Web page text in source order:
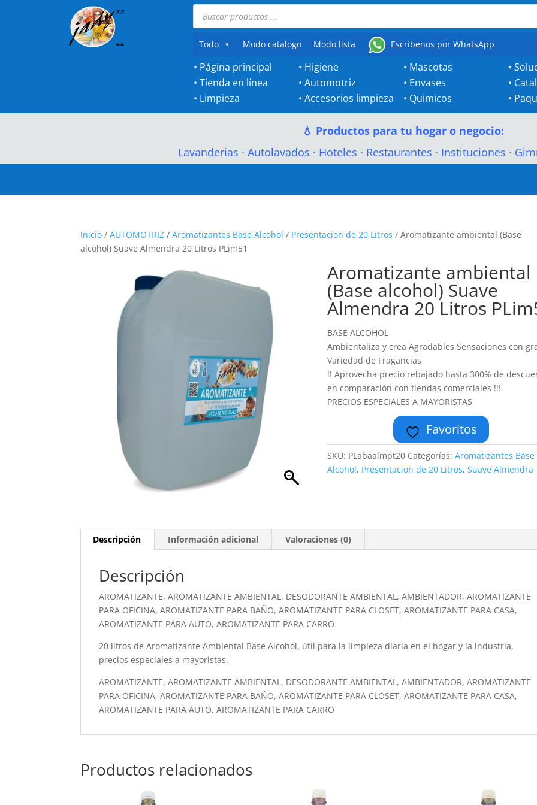
Búsqueda
productos
Todo
Modo catalogo Modo lista Escríbenos por WhatsApp
• Página principal
•Tienda en línea
• Limpieza
• Higiene
•Automotriz
•Accesorios limpieza
• Mascotas
• Envases
• Quimicos
•
•
•
💧 Productos para tu hogar o negocio:
Lavanderias · Autolavados · Hoteles · Restaurantes · Instituciones ·
Inicio /AUTOMOTRIZ /Aromatizantes Base Alcohol / Presentacion de 20 Litros / Aromatizante ambiental (Base
alcohol) Suave Almendra 20 Litros PLim51
Aromatizante ambiental
(Base alcohol) Suave
Almendra 20 Litros
BASE ALCOHOL
Ambientaliza y crea Agradables Sensaciones con
Variedad de Fragancias
!! Aprovecha precio rebajado hasta 300% de
en comparación con tiendas comerciales !!!
PRECIOS ESPECIALES A MAYORISTAS
Favoritos
SKU: PLabaalmpt20 Categorías:Aromatizantes Base
Alcohol, Presentacion de 20 Litros,Suave Almendra
Descripción Información adicional Valoraciones (0)
Descripción
AROMATIZANTE, AROMATIZANTE AMBIENTAL, DESODORANTE AMBIENTAL, AMBIENTADOR, AROMATIZANTE
PARA OFICINA, AROMATIZANTE PARA BAÑO, AROMATIZANTE PARA CLOSET, AROMATIZANTE PARA CASA,
AROMATIZANTE PARA AUTO, AROMATIZANTE PARA CARRO
20 litros de Aromatizante Ambiental Base Alcohol, útil para la limpieza diaria en el hogar y la industria,
precios especiales a mayoristas.
AROMATIZANTE, AROMATIZANTE AMBIENTAL, DESODORANTE AMBIENTAL, AMBIENTADOR, AROMATIZANTE
PARA OFICINA, AROMATIZANTE PARA BAÑO, AROMATIZANTE PARA CLOSET, AROMATIZANTE PARA CASA,
AROMATIZANTE PARA AUTO, AROMATIZANTE PARA CARRO
Productos relacionados